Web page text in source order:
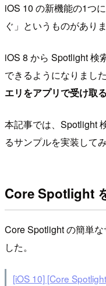
iOS 10 の新機能の1つ
ぐ」というものがありま
iOS 8 から Spotlight 検
できるようになりまし
エリをアプリで受け取る
本記事では、Spotlight
るサンプルを実装して
Core Spotlight
Core Spotlight の簡単
した。
[iOS 10] [Core